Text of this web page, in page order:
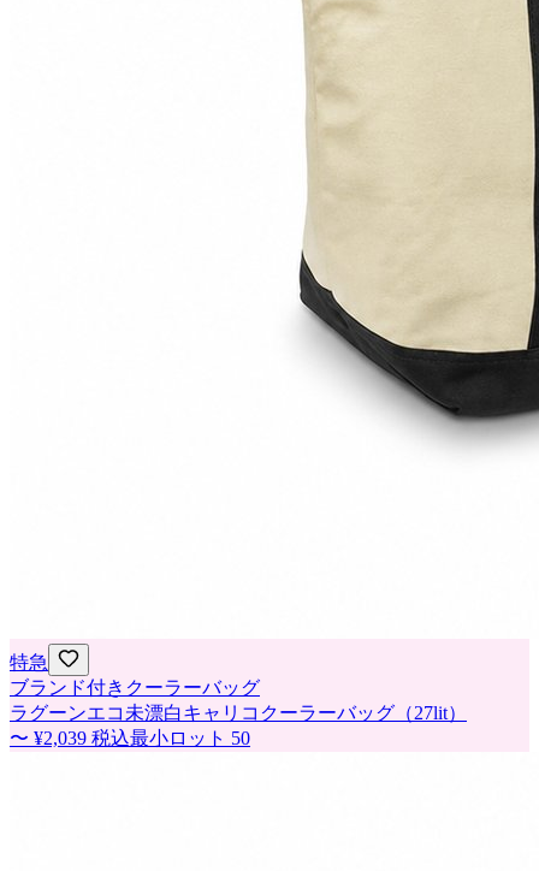
特急
ブランド付きクーラーバッグ
ラグーンエコ未漂白キャリコクーラーバッグ（27lit）
〜 ¥2,039 税込最小ロット 50